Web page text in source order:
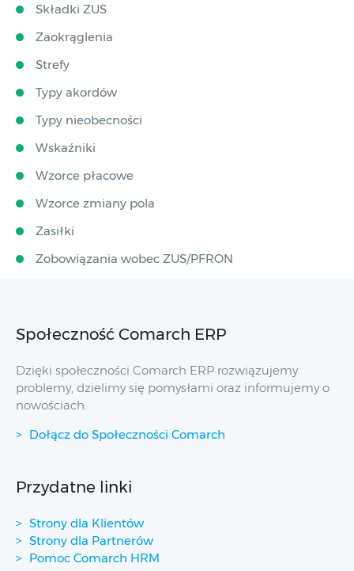
Składki ZUS
Zaokrąglenia
Strefy
Typy akordów
Typy nieobecności
Wskaźniki
Wzorce płacowe
Wzorce zmiany pola
Zasiłki
Zobowiązania wobec ZUS/PFRON
Społeczność Comarch ERP
Dzięki społeczności Comarch ERP rozwiązujemy
problemy, dzielimy się pomysłami oraz informujemy o
nowościach.
Dołącz do Społeczności Comarch
Przydatne linki
Strony dla Klientów
Strony dla Partnerów
Pomoc Comarch HRM